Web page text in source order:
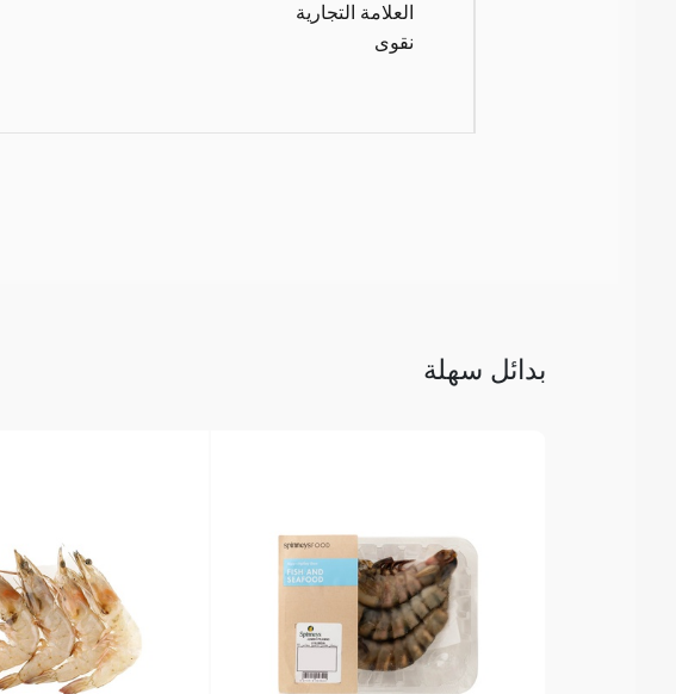
العلامة التجارية
نقوى
بدائل سهلة